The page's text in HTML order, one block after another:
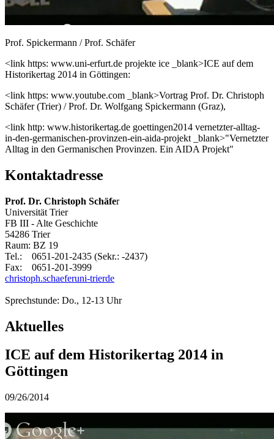
Prof. Spickermann / Prof. Schäfer
<link https: www.uni-erfurt.de projekte ice _blank>ICE auf dem
Historikertag 2014 in Göttingen:
<link https: www.youtube.com _blank>Vortrag Prof. Dr. Christoph
Schäfer (Trier) / Prof. Dr. Wolfgang Spickermann (Graz),
<link http: www.historikertag.de goettingen2014 vernetzter-alltag-
in-den-germanischen-provinzen-ein-aida-projekt _blank>"Vernetzter
Alltag in den Germanischen Provinzen. Ein AIDA Projekt"
Kontaktadresse
Prof. Dr. Christoph Schäfer
Universität Trier
FB III - Alte Geschichte
54286 Trier
Raum: BZ 19
Tel.: 0651-201-2435 (Sekr.: -2437)
Fax: 0651-201-3999
christoph.schaeferuni-trierde
Sprechstunde: Do., 12-13 Uhr
Aktuelles
ICE auf dem Historikertag 2014 in
Göttingen
09/26/2014